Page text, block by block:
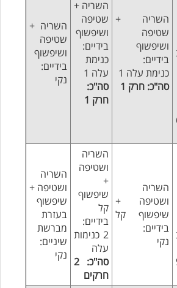
השריה +
שטיפה
ושיפשוף
בידיים:
כנימת עלה 1
סה"כ: חרק 1
השריה +
שטיפה
ושיפשוף
בידיים:
כנימת
עלה 1
סה"כ:
חרק 1
השריה +
שטיפה
ושיפשוף
בידיים:
נקי
השריה
ושטיפה +
שיפשוף קל
בידיים:
נקי
השריה
ושטיפה
+
שיפשוף
קל
בידיים:
2 כנימות
עלה
סה"כ: 2
חרקים
השריה
ושטיפה +
שיפשוף
בעזרת
מברשת
שיניים:
נקי